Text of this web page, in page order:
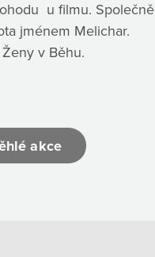
u filmu. Společně
jménem Melichar.
v Běhu.
akce